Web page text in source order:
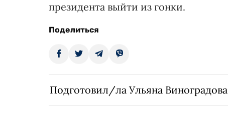
президента выйти из гонки.
Поделиться
Подготовил/ла Ульяна Виноградова